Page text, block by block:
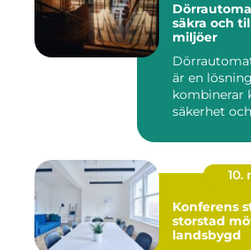
säkra och
miljöer
är en
kombinerar
säkerhet
10.
Konferens
storstad
landsbygd